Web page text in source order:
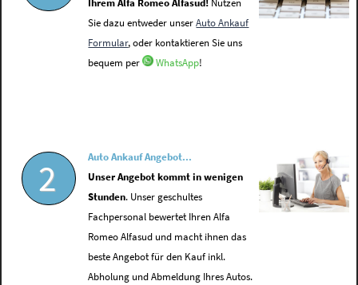
Ihrem Alfa Romeo Alfasud! Nutzen
Sie dazu entweder unserAuto Ankauf
Formular, oder kontaktieren Sie uns
bequem per
WhatsApp!
2
Auto Ankauf Angebot...
Unser Angebot kommt in wenigen
Stunden. Unser geschultes
Fachpersonal bewertet Ihren Alfa
Romeo Alfasud und macht ihnen das
beste Angebot für den Kauf inkl.
Abholung und Abmeldung Ihres Autos.